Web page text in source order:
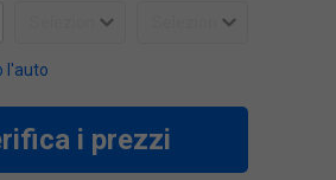
l'auto
i prezzi